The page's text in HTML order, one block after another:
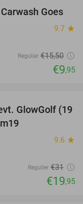
36%
Goes
9.7 star
Regulier €15,50
€9,95
36%
GlowGolf (19
9.6 star
Regulier €31
€19,95